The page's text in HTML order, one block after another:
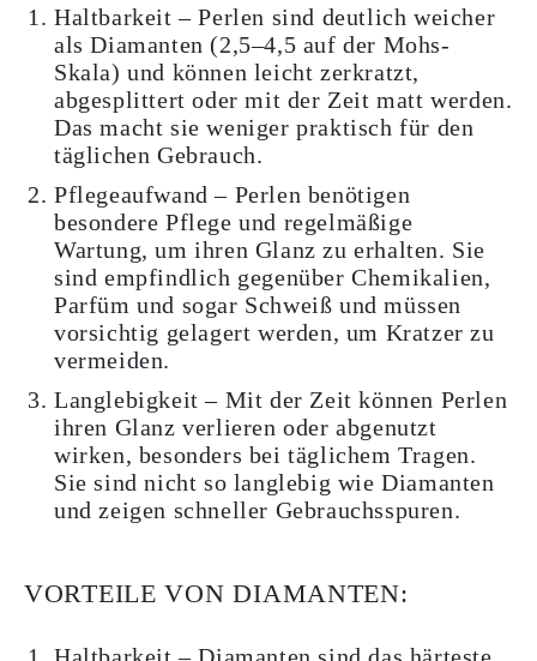
Haltbarkeit – Perlen sind deutlich weicher
als Diamanten (2,5–4,5 auf der Mohs-
Skala) und können leicht zerkratzt,
abgesplittert oder mit der Zeit matt werden.
Das macht sie weniger praktisch für den
täglichen Gebrauch.
Pflegeaufwand – Perlen benötigen
besondere Pflege und regelmäßige
Wartung, um ihren Glanz zu erhalten. Sie
sind empfindlich gegenüber Chemikalien,
Parfüm und sogar Schweiß und müssen
vorsichtig gelagert werden, um Kratzer zu
vermeiden.
Langlebigkeit – Mit der Zeit können Perlen
ihren Glanz verlieren oder abgenutzt
wirken, besonders bei täglichem Tragen.
Sie sind nicht so langlebig wie Diamanten
und zeigen schneller Gebrauchsspuren.
VORTEILE VON DIAMANTEN: